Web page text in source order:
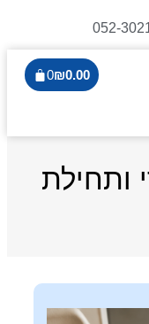
052-
₪0.00
0
ותחילת